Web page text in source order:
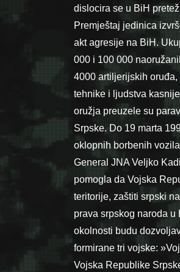
dislocira se u BiH
Premještaj jedinica
akt agresije na BiH.
000 i 100 000
4000 artiljerijskih
tehnike i ljudstva
oružja preuzele su
Srpske. Do 19 marta
oklopnih borbenih
General JNA Veljko
pomogla da Vojska
teritorije, zaštiti srpski
prava srpskog naroda
okolnosti budu
formirane tri vojske:
Vojska Republike